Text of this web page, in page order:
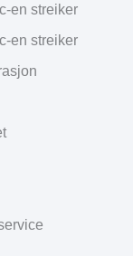
en streiker
en streiker